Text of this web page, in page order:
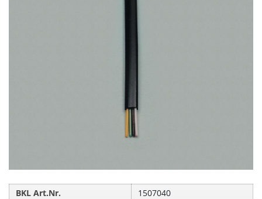
BKL Art.Nr.
1507040